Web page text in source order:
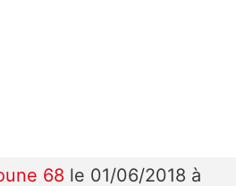
68 le 01/06/2018 à